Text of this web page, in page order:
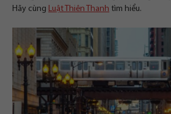
Hãy cùng Luật Thiên Thanh tìm hiểu.